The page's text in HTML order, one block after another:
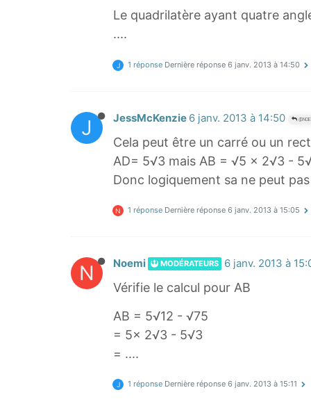
Le quadrilatère ayant quatre
....
J 1 réponse Dernière réponse 6 janv. 2013 à 14:50
J JessMcKenzie 6 janv. 2013 à 14:50
Cela peut être un carré ou un
AD= 5√3 mais AB = √5 x 2√3 -
Donc logiquement sa ne peut
N 1 réponse Dernière réponse 6 janv. 2013 à 15:05
N Noemi MODÉRATEURS 6 janv. 2013 à
Vérifie le calcul pour AB
AB = 5√12 - √75
= 5x 2√3 - 5√3
= ....
J 1 réponse Dernière réponse 6 janv. 2013 à 15:11